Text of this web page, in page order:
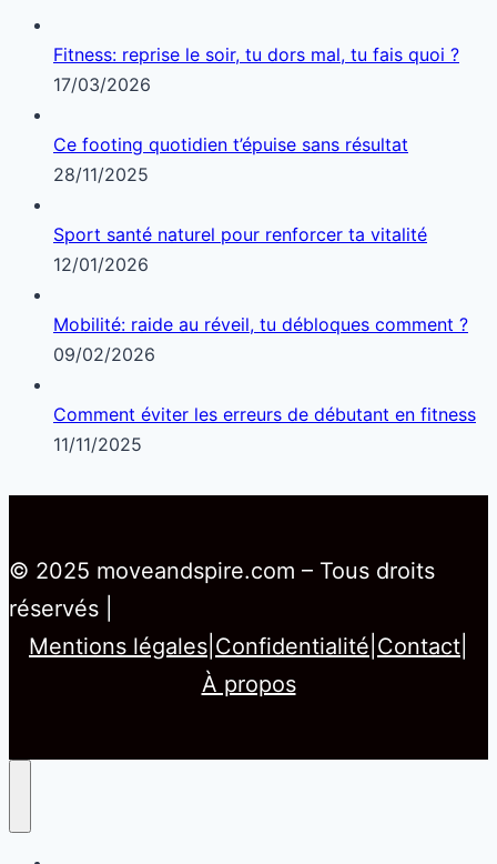
Fitness: reprise le soir, tu dors mal, tu fais quoi ?
17/03/2026
Ce footing quotidien t’épuise sans résultat
28/11/2025
Sport santé naturel pour renforcer ta vitalité
12/01/2026
Mobilité: raide au réveil, tu débloques comment ?
09/02/2026
Comment éviter les erreurs de débutant en fitness
11/11/2025
© 2025 moveandspire.com – Tous droits
réservés |
Mentions légales Confidentialité Contact
À propos